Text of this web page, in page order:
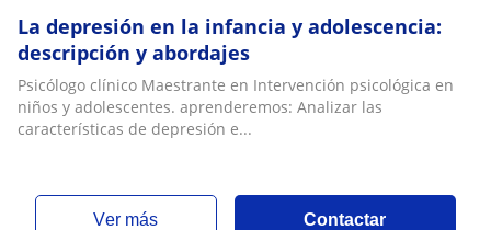
La depresión en la infancia y adolescencia:
descripción y abordajes
Psicólogo clínico Maestrante en Intervención psicológica en
niños y adolescentes. aprenderemos: Analizar las
características de depresión e...
ver más Contactar